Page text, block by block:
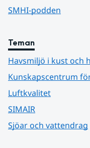
SMHI-podden
Teman
Havsmiljö i kust och
Kunskapscentrum
Luftkvalitet
SIMAIR
Sjöar och vattendrag